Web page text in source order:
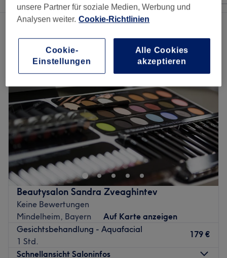
Ein Salon, der anbietet:
Beautysalon Sandra Zveaghintev
Keine Bewertungen
Mindelheim, Bayern
Auf Karte anzeigen
Gesichtsbehandlung - Aquafacial
1 Std.
179 €
Schnellansicht Saloninfos
unsere Partner für soziale Medien, Werbung und
Analysen weiter. Cookie-Richtlinien
Cookie-
Einstellungen
Alle Cookies
akzeptieren